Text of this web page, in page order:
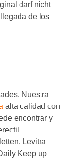
darf nicht
de los
Nuestra
alta calidad con
encontrar y
Levitra
Keep up